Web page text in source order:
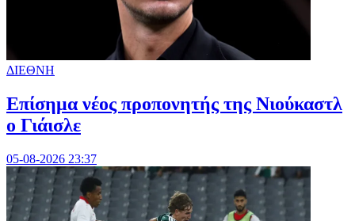
ΔΙΕΘΝΗ
Επίσημα νέος προπονητής της Νιούκαστλ
ο Γιάισλε
05-08-2026 23:37